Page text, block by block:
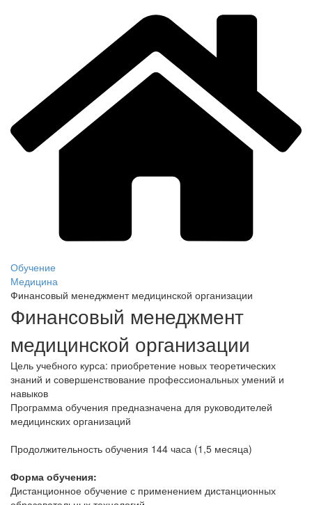
Обучение
Медицина
Финансовый менеджмент медицинской организации
Финансовый менеджмент
медицинской организации
Цель учебного курса: приобретение новых теоретических
знаний и совершенствование профессиональных умений и
навыков
Программа обучения предназначена для руководителей
медицинских организаций
Продолжительность обучения 144 часа (1,5 месяца)
Форма обучения:
Дистанционное обучение с применением дистанционных